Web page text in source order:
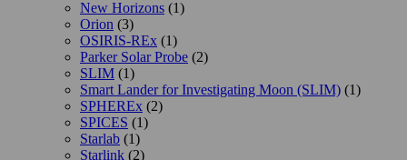
New Horizons (1)
Orion (3)
OSIRIS-REx (1)
Parker Solar Probe (2)
SLIM (1)
Smart Lander for Investigating Moon (SLIM) (1)
SPHEREx (2)
SPICES (1)
Starlab (1)
Starlink (2)